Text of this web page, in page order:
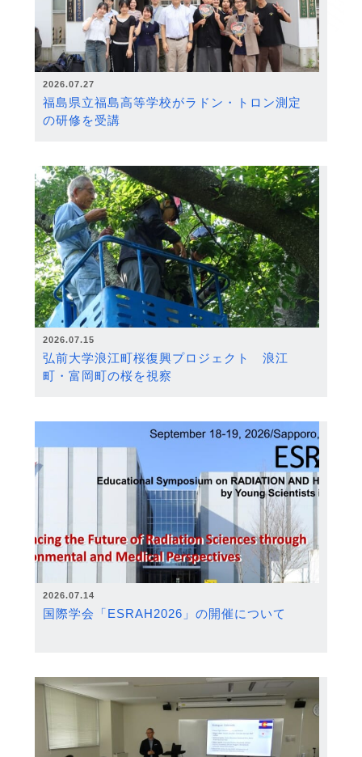
2026.07.27
福島県立福島高等学校がラドン・トロン測定
の研修を受講
2026.07.15
弘前大学浪江町桜復興プロジェクト 浪江
町・富岡町の桜を視察
2026.07.14
国際学会「ESRAH2026」の開催について